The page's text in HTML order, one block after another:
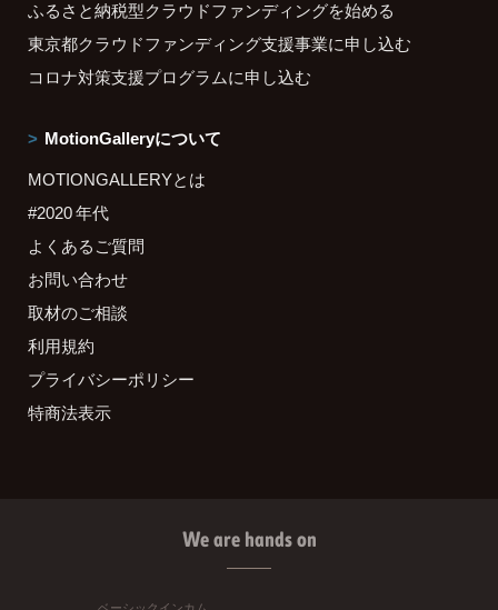
ふるさと納税型クラウドファンディングを始める
東京都クラウドファンディング支援事業に申し込む
コロナ対策支援プログラムに申し込む
MotionGalleryについて
MOTIONGALLERYとは
#2020 年代
よくあるご質問
お問い合わせ
取材のご相談
利用規約
プライバシーポリシー
特商法表示
We are hands on